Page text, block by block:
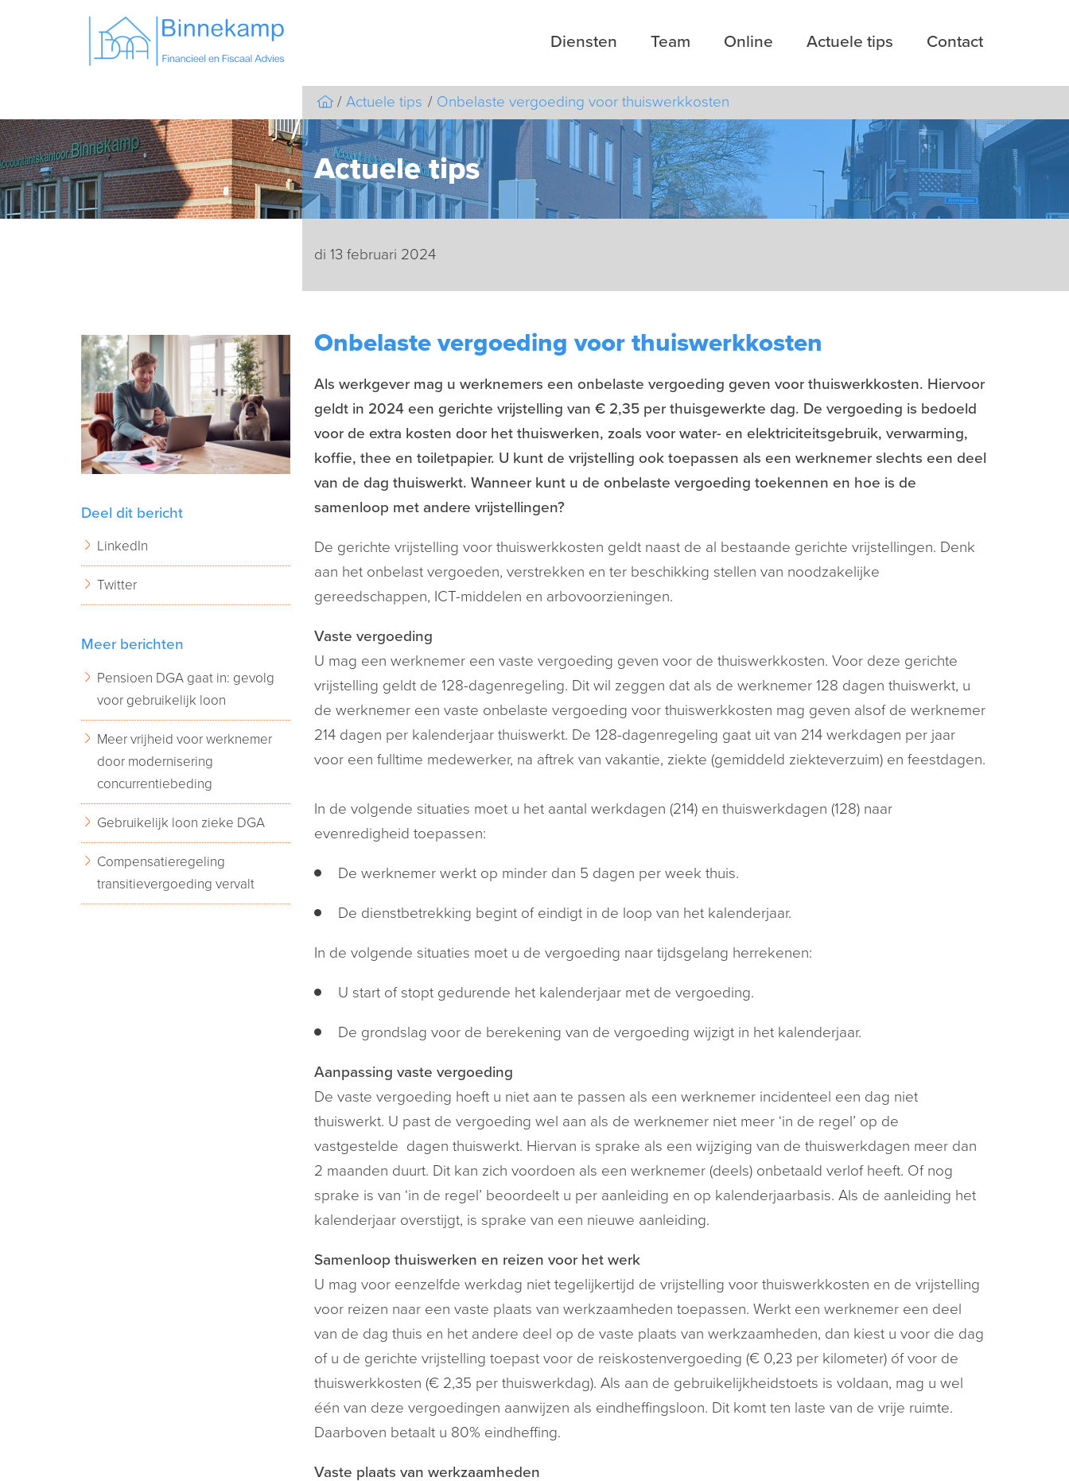
Diensten Team Online Actuele tips Contact
Actuele tips Onbelaste vergoeding voor thuiswerkkosten
Actuele tips
di 13 februari 2024
Onbelaste vergoeding voor thuiswerkkosten
Als werkgever mag u werknemers een onbelaste vergoeding geven voor thuiswerkkosten. Hiervoor
geldt in 2024 een gerichte vrijstelling van € 2,35 per thuisgewerkte dag. De vergoeding is bedoeld
voor de extra kosten door het thuiswerken, zoals voor water- en elektriciteitsgebruik, verwarming,
koffie, thee en toiletpapier. U kunt de vrijstelling ook toepassen als een werknemer slechts een deel
van de dag thuiswerkt. Wanneer kunt u de onbelaste vergoeding toekennen en hoe is de
samenloop met andere vrijstellingen?
De gerichte vrijstelling voor thuiswerkkosten geldt naast de al bestaande gerichte vrijstellingen. Denk
aan het onbelast vergoeden, verstrekken en ter beschikking stellen van noodzakelijke
gereedschappen, ICT-middelen en arbovoorzieningen.
Vaste vergoeding
U mag een werknemer een vaste vergoeding geven voor de thuiswerkkosten. Voor deze gerichte
vrijstelling geldt de 128-dagenregeling. Dit wil zeggen dat als de werknemer 128 dagen thuiswerkt, u
de werknemer een vaste onbelaste vergoeding voor thuiswerkkosten mag geven alsof de werknemer
214 dagen per kalenderjaar thuiswerkt. De 128-dagenregeling gaat uit van 214 werkdagen per jaar
voor een fulltime medewerker, na aftrek van vakantie, ziekte (gemiddeld ziekteverzuim) en feestdagen.
In de volgende situaties moet u het aantal werkdagen (214) en thuiswerkdagen (128) naar
evenredigheid toepassen:
De werknemer werkt op minder dan 5 dagen per week thuis.
De dienstbetrekking begint of eindigt in de loop van het kalenderjaar.
In de volgende situaties moet u de vergoeding naar tijdsgelang herrekenen:
U start of stopt gedurende het kalenderjaar met de vergoeding.
De grondslag voor de berekening van de vergoeding wijzigt in het kalenderjaar.
Aanpassing vaste vergoeding
De vaste vergoeding hoeft u niet aan te passen als een werknemer incidenteel een dag niet
thuiswerkt. U past de vergoeding wel aan als de werknemer niet meer ‘in de regel’ op de
vastgestelde dagen thuiswerkt. Hiervan is sprake als een wijziging van de thuiswerkdagen meer dan
2 maanden duurt. Dit kan zich voordoen als een werknemer (deels) onbetaald verlof heeft. Of nog
sprake is van ‘in de regel’ beoordeelt u per aanleiding en op kalenderjaarbasis. Als de aanleiding het
kalenderjaar overstijgt, is sprake van een nieuwe aanleiding.
Samenloop thuiswerken en reizen voor het werk
U mag voor eenzelfde werkdag niet tegelijkertijd de vrijstelling voor thuiswerkkosten en de vrijstelling
voor reizen naar een vaste plaats van werkzaamheden toepassen. Werkt een werknemer een deel
van de dag thuis en het andere deel op de vaste plaats van werkzaamheden, dan kiest u voor die dag
of u de gerichte vrijstelling toepast voor de reiskostenvergoeding (€ 0,23 per kilometer) óf voor de
thuiswerkkosten (€ 2,35 per thuiswerkdag). Als aan de gebruikelijkheidstoets is voldaan, mag u wel
één van deze vergoedingen aanwijzen als eindheffingsloon. Dit komt ten laste van de vrije ruimte.
Daarboven betaalt u 80% eindheffing.
Vaste plaats van werkzaamheden
Deel dit bericht
LinkedIn
Twitter
Meer berichten
Pensioen DGA gaat in: gevolg
voor gebruikelijk loon
Meer vrijheid voor werknemer
door modernisering
concurrentiebeding
Gebruikelijk loon zieke DGA
Compensatieregeling
transitievergoeding vervalt